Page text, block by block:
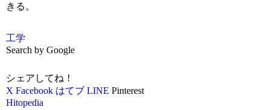
きる。
工学
Search by Google
シェアしてね！
X Facebook はてブ LINE Pinterest
Hitopedia